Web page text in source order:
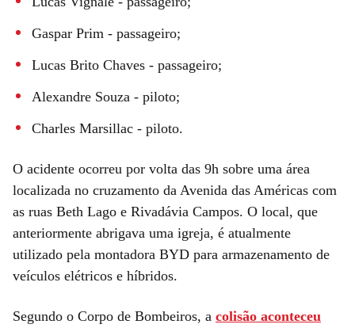
Gaspar Prim - passageiro;
Lucas Brito Chaves - passageiro;
Alexandre Souza - piloto;
Charles Marsillac - piloto.
O acidente ocorreu por volta das 9h sobre uma área
localizada no cruzamento da Avenida das Américas com
as ruas Beth Lago e Rivadávia Campos. O local, que
anteriormente abrigava uma igreja, é atualmente
utilizado pela montadora BYD para armazenamento de
veículos elétricos e híbridos.
Segundo o Corpo de Bombeiros, a colisão aconteceu